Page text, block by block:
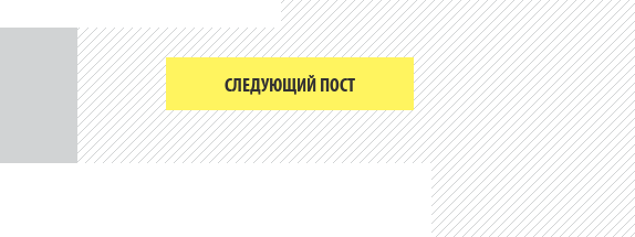
СЛЕДУЮЩИЙ ПОСТ